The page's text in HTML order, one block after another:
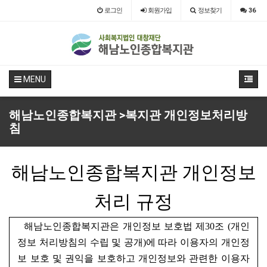
로그인 회원가입 정보찾기 36
MENU
해남노인종합복지관 >복지관 개인정보처리방
침
해남노인종합복지관 개인정보
처리 규정
해남노인종합복지관은 개인정보 보호법 제30조 (개인
정보 처리방침의 수립 및 공개)에 따라 이용자의 개인정
보 보호 및 권익을 보호하고 개인정보와 관련한 이용자